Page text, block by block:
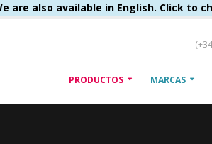
are also available in English. Click to
PRODUCTOS MARCAS